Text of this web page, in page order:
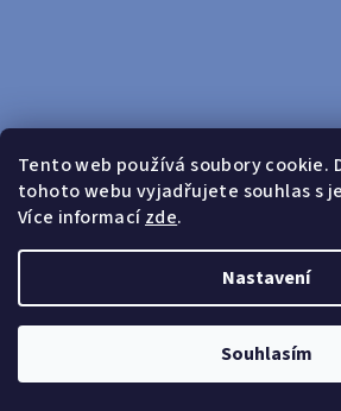
Tento web používá soubory cookie.
tohoto webu vyjadřujete souhlas s
Více informacízde.
Nastavení
Souhlasím
Sledovat na Instagramu
Doprava zdarma od 599
Vytvořil